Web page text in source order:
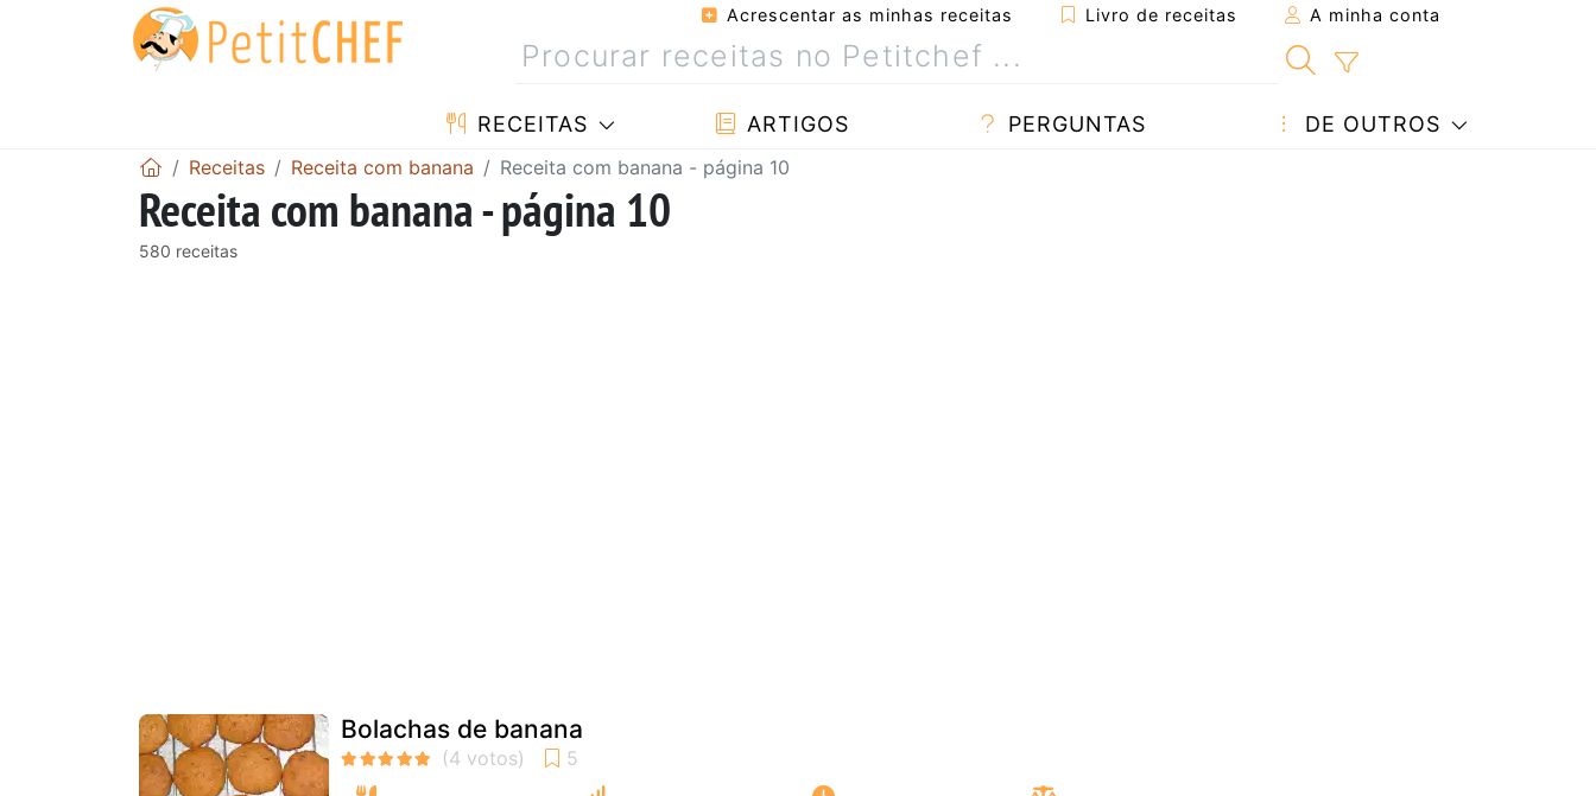
Acrescentar as minhas receitas Livro de receitas A minha conta
RECEITAS ARTIGOS PERGUNTAS DE OUTROS
Receitas Receita com banana Receita com banana - página 10
Receita com banana - página 10
580 receitas
Bolachas de banana